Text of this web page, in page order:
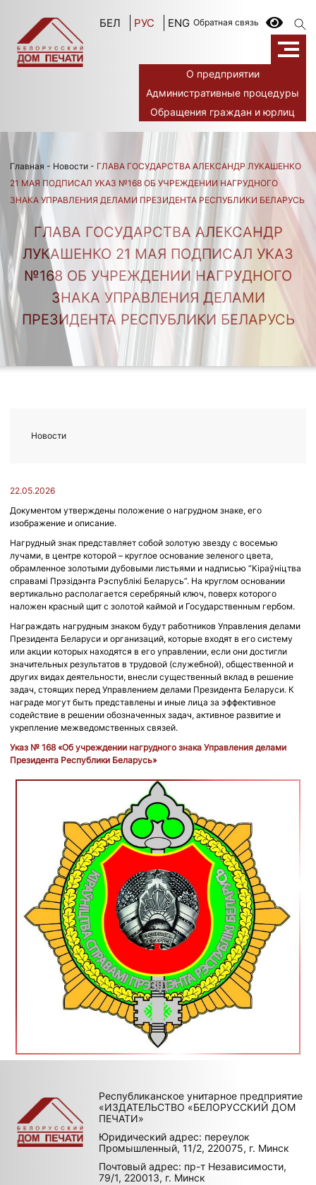
БЕЛ РУС ENG Обратная связь
О предприятии
Административные процедуры
Обращения граждан и юрлиц
Главная - Новости - ГЛАВА ГОСУДАРСТВА АЛЕКСАНДР ЛУКАШЕНКО
21 МАЯ ПОДПИСАЛ УКАЗ №168 ОБ УЧРЕЖДЕНИИ НАГРУДНОГО
ЗНАКА УПРАВЛЕНИЯ ДЕЛАМИ ПРЕЗИДЕНТА РЕСПУБЛИКИ БЕЛАРУСЬ
ГЛАВА ГОСУДАРСТВА АЛЕКСАНДР
ЛУКАШЕНКО 21 МАЯ ПОДПИСАЛ УКАЗ
№168 ОБ УЧРЕЖДЕНИИ НАГРУДНОГО
ЗНАКА УПРАВЛЕНИЯ ДЕЛАМИ
ПРЕЗИДЕНТА РЕСПУБЛИКИ БЕЛАРУСЬ
22.05.2026
Документом утверждены положение о нагрудном знаке, его
изображение и описание.
Нагрудный знак представляет собой золотую звезду с восемью
лучами, в центре которой – круглое основание зеленого цвета,
обрамленное золотыми дубовыми листьями и надписью “Кіраўніцтва
справамі Прэзідэнта Рэспублікі Беларусь”. На круглом основании
вертикально располагается серебряный ключ, поверх которого
наложен красный щит с золотой каймой и Государственным гербом.
Награждать нагрудным знаком будут работников Управления делами
Президента Беларуси и организаций, которые входят в его систему
или акции которых находятся в его управлении, если они достигли
значительных результатов в трудовой (служебной), общественной и
других видах деятельности, внесли существенный вклад в решение
задач, стоящих перед Управлением делами Президента Беларуси. К
награде могут быть представлены и иные лица за эффективное
содействие в решении обозначенных задач, активное развитие и
укрепление межведомственных связей.
Указ № 168 «Об учреждении нагрудного знака Управления делами
Президента Республики Беларусь»
Новости
Республиканское унитарное предприятие
«ИЗДАТЕЛЬСТВО «БЕЛОРУССКИЙ ДОМ
ПЕЧАТИ»
Юридический адрес: переулок
Промышленный, 11/2, 220075, г. Минск
Почтовый адрес: пр-т Независимости,
79/1, 220013, г. Минск